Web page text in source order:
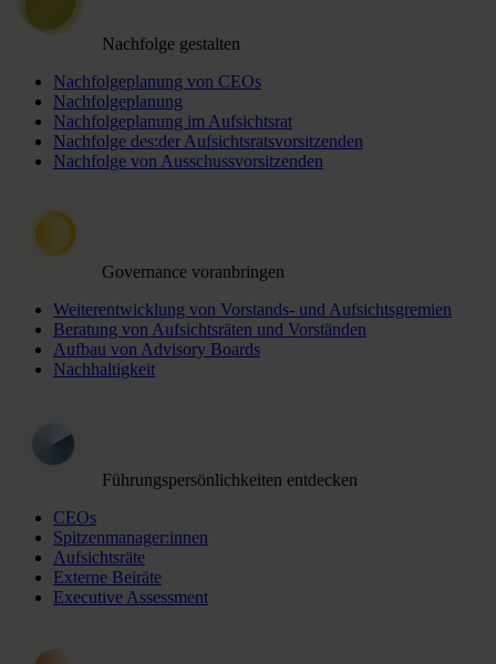
Nachfolge gestalten
Nachfolgeplanung von CEOs
Nachfolgeplanung
Nachfolgeplanung im Aufsichtsrat
Nachfolge des:der Aufsichtsratsvorsitzenden
Nachfolge von Ausschussvorsitzenden
Governance voranbringen
Weiterentwicklung von Vorstands- und Aufsichtsgremien
Beratung von Aufsichtsräten und Vorständen
Aufbau von Advisory Boards
Nachhaltigkeit
Führungspersönlichkeiten entdecken
CEOs
Spitzenmanager:innen
Aufsichtsräte
Externe Beiräte
Executive Assessment